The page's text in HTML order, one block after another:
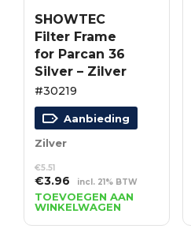
SHOWTEC
Filter Frame
for Parcan 36
Silver – Zilver
#30219
Aanbieding
Zilver
€5.51
Oorspronkelijke
prijs
was:
€5.51.
€3.96Huidige
prijs
is:
€3.96.
incl. 21% BTW
TOEVOEGEN AAN
WINKELWAGEN